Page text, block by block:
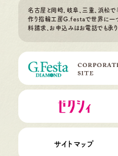
名古屋と岡崎、岐阜、三重、浜松
作り指輪工房G.festaで世界に一つ
料請求、お申込みはお電話でも承り
サイトマップ